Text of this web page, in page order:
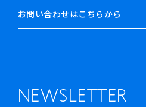
お問い合わせはこちらから
NEWSLETTER